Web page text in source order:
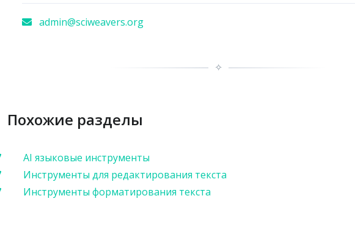
admin@sciweavers.org
✧
Похожие разделы
AI языковые инструменты
Инструменты для редактирования текста
Инструменты форматирования текста